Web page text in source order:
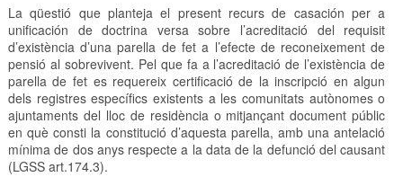
La qüestió que planteja el present recurs de casación per a
unificación de doctrina versa sobre l’acreditació del requisit
d’existència d’una parella de fet a l’efecte de reconeixement de
pensió al sobrevivent. Pel que fa a l’acreditació de l’existència de
parella de fet es requereix certificació de la inscripció en algun
dels registres específics existents a les comunitats autònomes o
ajuntaments del lloc de residència o mitjançant document públic
en què consti la constitució d’aquesta parella, amb una antelació
mínima de dos anys respecte a la data de la defunció del causant
(LGSS art.174.3).